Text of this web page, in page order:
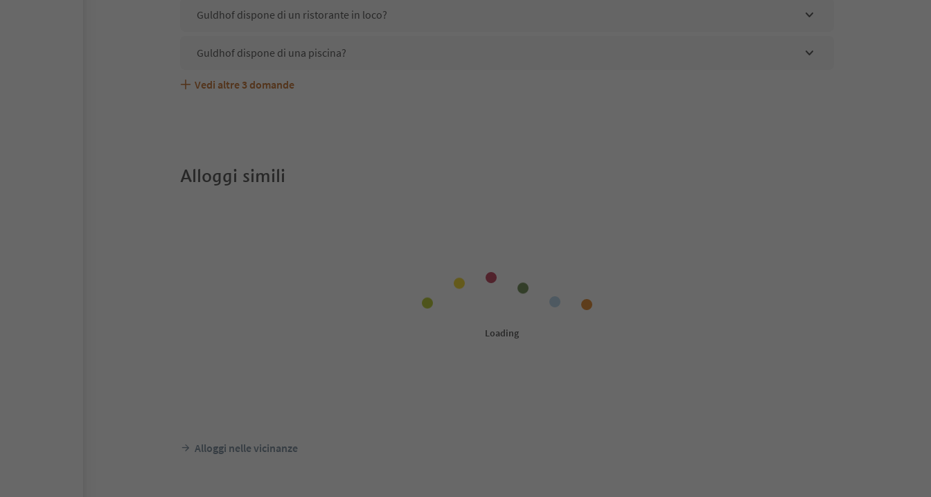
Guldhof dispone di un ristorante in loco?
Guldhof dispone di una piscina?
Guldhof accetta animali domestici?
Quali servizi/attività sono disponibili presso Guldhof?
Gli ospiti di Guldhof ricevono l'Alto Adige Guest Pass?
Vedi altre 3 domande
Alloggi simili
Alloggi nelle vicinanze